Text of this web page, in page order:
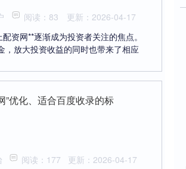
阅读：83
更新：2026-04-17
资网**逐渐成为投资者关注的焦点。
，放大投资收益的同时也带来了相应
”优化、适合百度收录的标
阅读：177
更新：2026-04-17